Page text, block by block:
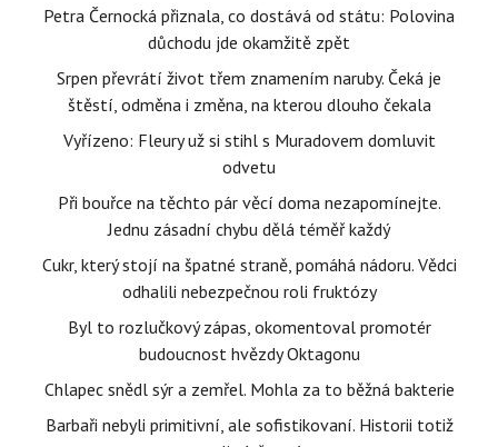
Petra Černocká přiznala, co dostává od státu: Polovina
důchodu jde okamžitě zpět
Srpen převrátí život třem znamením naruby. Čeká je
štěstí, odměna i změna, na kterou dlouho čekala
Vyřízeno: Fleury už si stihl s Muradovem domluvit
odvetu
Při bouřce na těchto pár věcí doma nezapomínejte.
Jednu zásadní chybu dělá téměř každý
Cukr, který stojí na špatné straně, pomáhá nádoru. Vědci
odhalili nebezpečnou roli fruktózy
Byl to rozlučkový zápas, okomentoval promotér
budoucnost hvězdy Oktagonu
Chlapec snědl sýr a zemřel. Mohla za to běžná bakterie
Barbaři nebyli primitivní, ale sofistikovaní. Historii totiž